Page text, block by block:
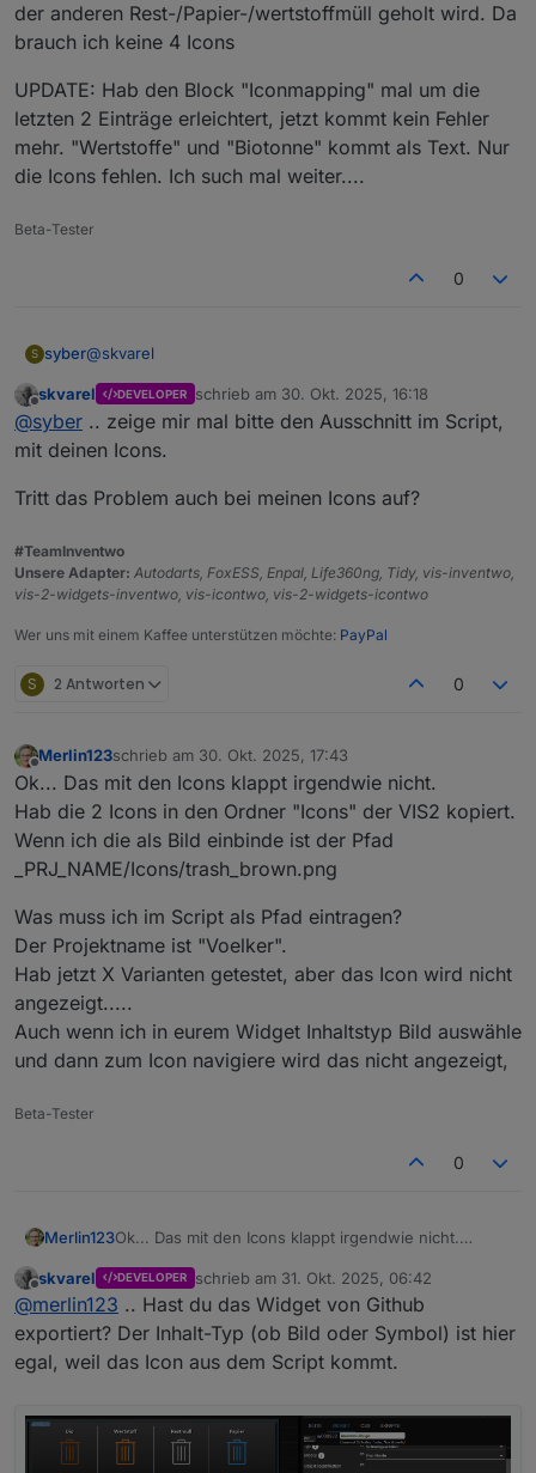
der anderen Rest-/Papier-/wertstoffmüll geholt wird. Da
brauch ich keine 4 Icons
UPDATE: Hab den Block "Iconmapping" mal um die
letzten 2 Einträge erleichtert, jetzt kommt kein Fehler
mehr. "Wertstoffe" und "Biotonne" kommt als Text. Nur
die Icons fehlen. Ich such mal weiter....
Beta-Tester
0
S syber@skvarel
Okay, hab es jetzt erstmal mit nem script ,was alle 2min
das script neustartet, gelöst
grüsse
Offline
skvarel DEVELOPER schrieb am 30. Okt. 2025, 16:18
zuletzt editiert von
@syber .. zeige mir mal bitte den Ausschnitt im Script,
mit deinen Icons.
Tritt das Problem auch bei meinen Icons auf?
#TeamInventwo
Unsere Adapter: Autodarts, FoxESS, Enpal, Life360ng, Tidy, vis-inventwo,
vis-2-widgets-inventwo, vis-icontwo, vis-2-widgets-icontwo
Wer uns mit einem Kaffee unterstützen möchte: PayPal
S 2 Antworten 0
Offline
Merlin123schrieb am 30. Okt. 2025, 17:43
zuletzt editiert von
Ok... Das mit den Icons klappt irgendwie nicht.
Hab die 2 Icons in den Ordner "Icons" der VIS2 kopiert.
Wenn ich die als Bild einbinde ist der Pfad
_PRJ_NAME/Icons/trash_brown.png
Was muss ich im Script als Pfad eintragen?
Der Projektname ist "Voelker".
Hab jetzt X Varianten getestet, aber das Icon wird nicht
angezeigt.....
Auch wenn ich in eurem Widget Inhaltstyp Bild auswähle
und dann zum Icon navigiere wird das nicht angezeigt,
Beta-Tester
0
Merlin123Ok... Das mit den Icons klappt irgendwie nicht.
kopiert.
Wenn ich die als Bild einbinde ist der Pfad
_PRJ_NAME/Icons/trash_brown.png
Was muss ich im Script als Pfad eintragen?
Der Projektname ist "Voelker".
Hab jetzt X Varianten getestet, aber das Icon wird
nicht angezeigt.....
Auch wenn ich in eurem Widget Inhaltstyp Bild
nicht angezeigt,
Offline
skvarel DEVELOPER schrieb am 31. Okt. 2025, 06:42
zuletzt editiert von
@merlin123 .. Hast du das Widget von Github
exportiert? Der Inhalt-Typ (ob Bild oder Symbol) ist hier
egal, weil das Icon aus dem Script kommt.